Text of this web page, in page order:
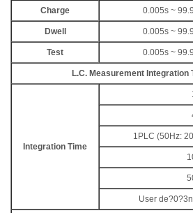
Charge 0.005s ~
Dwell 0.005s ~
Test 0.005s ~
L.C. Measurement Integration
Integration Time
1PLC (50Hz:
User